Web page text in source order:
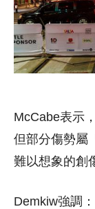
McCabe表示
但部分傷勢屬
難以想象的創
Demkiw強調